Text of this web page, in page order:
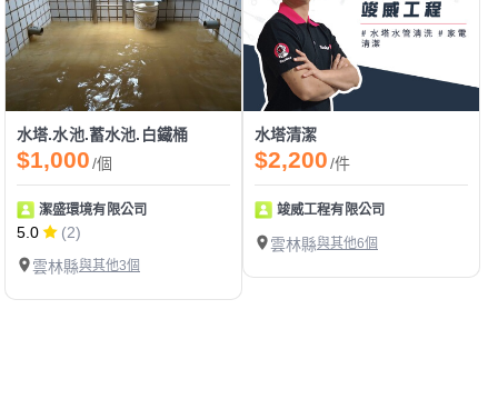
水塔.水池.蓄水池.白鐵桶
$1,000/個
潔盛環境有限公司
5.0
(2)
雲林縣與其他3個
水塔清潔
$2,200/件
竣威工程有限公司
雲林縣與其他6個